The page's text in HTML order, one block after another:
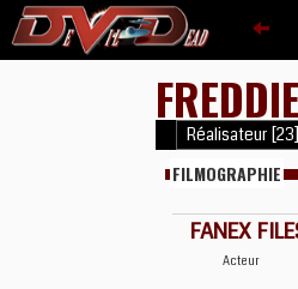
Réalisateur [23]
FILMOGRAPHIE
FANEX
Acteur